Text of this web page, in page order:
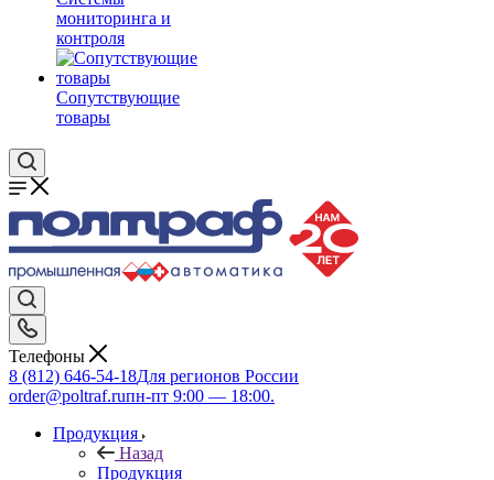
мониторинга и
контроля
Сопутствующие
товары
Телефоны
8 (812) 646-54-18Для регионов России
order@poltraf.ruпн-пт 9:00 — 18:00.
Продукция
Назад
Продукция